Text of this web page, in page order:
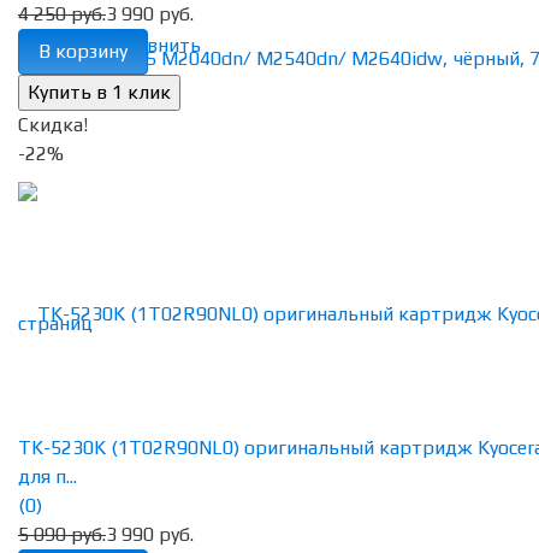
избранное сравнить
4 250 руб.3 990 руб.
В корзину
Скидка!
-22%
TK-5230K (1T02R90NL0) оригинальный картридж
для п...
(0)
5 090 руб.3 990 руб.